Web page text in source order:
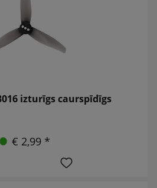
izturīgs caurspīdīgs
€ 2,99 *